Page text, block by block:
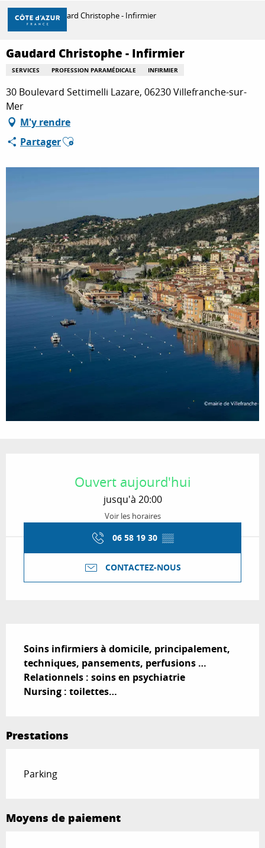
Aller
contenu
principal
DÉCOUVRIR
À FAIRE
SÉJOURNER
Accueil Gaudard Christophe - Infirmier
Gaudard Christophe - Infirmier
SERVICES PROFESSION PARAMÉDICALE INFIRMIER
30 Boulevard Settimelli Lazare, 06230 Villefranche-sur-
Mer
M'y rendre
PartagerAjouter aux favoris
Ouvert aujourd'hui
jusqu'à 20:00
Voir les horaires
06 58 19 30 ▒▒
CONTACTEZ-NOUS
Soins infirmiers à domicile, principalement,
techniques, pansements, perfusions …
Relationnels : soins en psychiatrie
Nursing : toilettes…
Prestations
Parking
Moyens de paiement